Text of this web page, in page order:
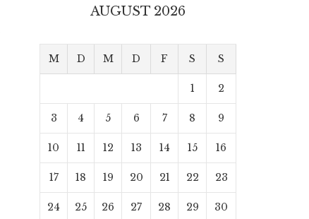
AUGUST 2026
M D M D F S S
1 2
3 4 5 6 7 8 9
10 11 12 13 14 15 16
17 18 19 20 21 22 23
24 25 26 27 28 29 30